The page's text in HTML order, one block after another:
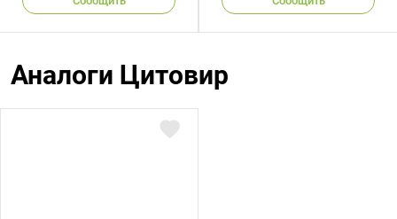
Аналоги Цитовир